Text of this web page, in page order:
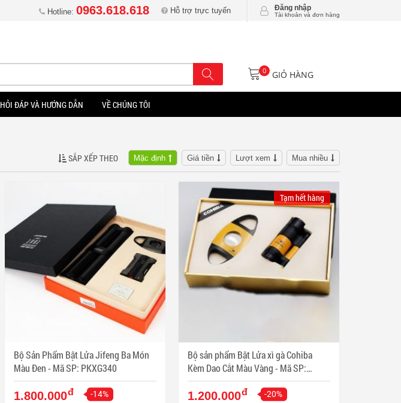
Hotline: 0963.618.618 Hỗ trợ trực tuyến Đăng nhập
Tài khoản và đơn hàng
0 GIỎ HÀNG
HỎI ĐÁP VÀ HƯỚNG DẪN VỀ CHÚNG TÔI
SẮP XẾP THEO Mặc định Giá tiền Lượt xem Mua nhiều
Bộ Sản Phẩm Bật Lửa Jifeng Ba Món
Màu Đen - Mã SP: PKXG340
1.800.000đ -14%
Bộ sản phẩm Bật Lửa xì gà Cohiba
Kèm Dao Cắt Màu Vàng - Mã SP:
PKXG330
Tạm hết hàng
1.200.000đ -20%